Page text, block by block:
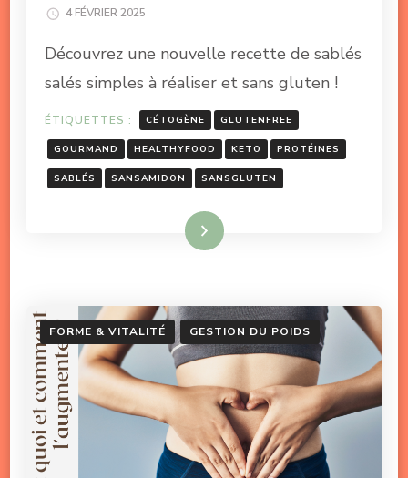
4 FÉVRIER 2025
Découvrez une nouvelle recette de sablés
salés simples à réaliser et sans gluten !
ÉTIQUETTES : CÉTOGÈNE GLUTENFREE
GOURMAND HEALTHYFOOD KETO PROTÉINES
SABLÉS SANSAMIDON SANSGLUTEN
Lire la suite
FORME & VITALITÉ GESTION DU POIDS